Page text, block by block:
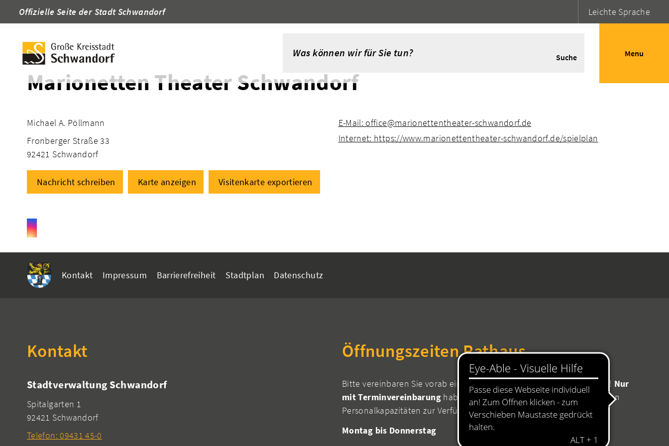
Offizielle Seite der Stadt Schwandorf Leichte Sprache
Suche Menu
Startseite Adressen
Marionetten Theater Schwandorf
Michael A. Pöllmann
Fronberger Straße 33
92421 Schwandorf
E-Mail: office@marionettentheater-schwandorf.de
Internet: https://www.marionettentheater-schwandorf.de/spielplan
Nachricht schreiben Karte anzeigen Visitenkarte exportieren
Kontakt Impressum Barrierefreiheit Stadtplan Datenschutz
Kontakt
Stadtverwaltung Schwandorf
Spitalgarten 1
92421 Schwandorf
Telefon: 09431 45-0
Öffnungszeiten Rathaus
Bitte vereinbaren Sie vorab einen Termin mit Ihrer zuständigen Stelle! Nur
mit Terminvereinbarunghaben Sie die Sicherheit, dass für Ihr Anliegen
Personalkapazitäten zur Verfügung stehen.
Montag bis Donnerstag